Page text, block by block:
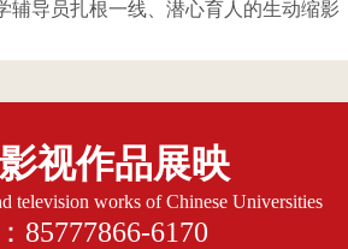
辅导员扎根一线、潜心育人的生动缩
视作品展映
television works of Chinese Universities
85777866-6170